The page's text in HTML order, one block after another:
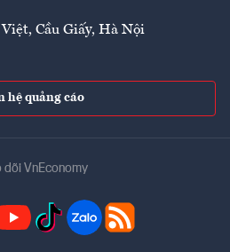
Việt, Cầu Giấy, Hà Nội
hệ quảng cáo
dõi VnEconomy